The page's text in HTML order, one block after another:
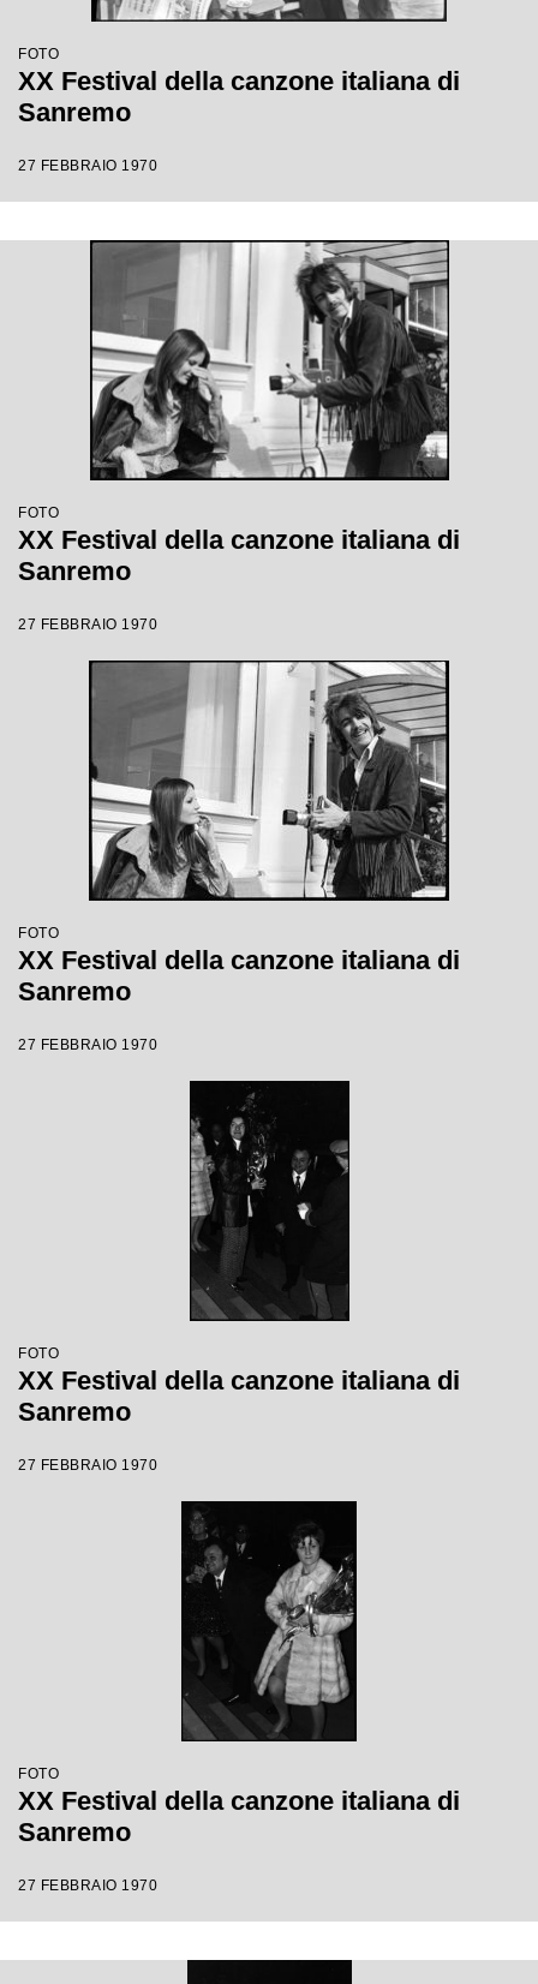
FOTO
XX Festival della canzone italiana di
Sanremo
27 FEBBRAIO 1970
FOTO
XX Festival della canzone italiana di
Sanremo
27 FEBBRAIO 1970
FOTO
XX Festival della canzone italiana di
Sanremo
27 FEBBRAIO 1970
FOTO
XX Festival della canzone italiana di
Sanremo
27 FEBBRAIO 1970
FOTO
XX Festival della canzone italiana di
Sanremo
27 FEBBRAIO 1970